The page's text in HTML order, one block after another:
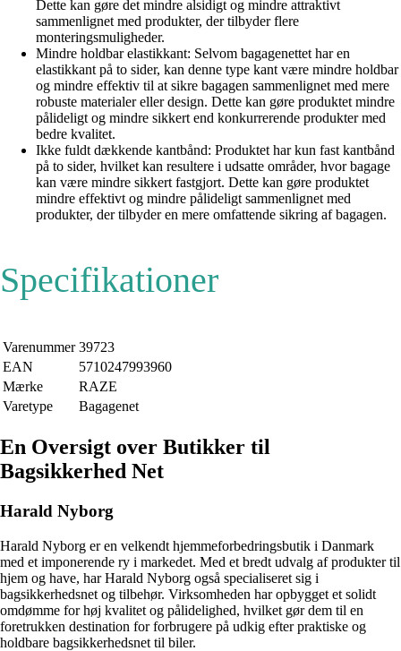
Dette kan gøre det mindre alsidigt og mindre attraktivt
sammenlignet med produkter, der tilbyder flere
monteringsmuligheder.
Mindre holdbar elastikkant: Selvom bagagenettet har en
elastikkant på to sider, kan denne type kant være mindre holdbar
og mindre effektiv til at sikre bagagen sammenlignet med mere
robuste materialer eller design. Dette kan gøre produktet mindre
pålideligt og mindre sikkert end konkurrerende produkter med
bedre kvalitet.
Ikke fuldt dækkende kantbånd: Produktet har kun fast kantbånd
på to sider, hvilket kan resultere i udsatte områder, hvor bagage
kan være mindre sikkert fastgjort. Dette kan gøre produktet
mindre effektivt og mindre pålideligt sammenlignet med
produkter, der tilbyder en mere omfattende sikring af bagagen.
Specifikationer
Varenummer 39723
EAN
5710247993960
Mærke
RAZE
Varetype
Bagagenet
En Oversigt over Butikker til
Bagsikkerhed Net
Harald Nyborg
Harald Nyborg er en velkendt hjemmeforbedringsbutik i Danmark
med et imponerende ry i markedet. Med et bredt udvalg af produkter til
hjem og have, har Harald Nyborg også specialiseret sig i
bagsikkerhedsnet og tilbehør. Virksomheden har opbygget et solidt
omdømme for høj kvalitet og pålidelighed, hvilket gør dem til en
foretrukken destination for forbrugere på udkig efter praktiske og
holdbare bagsikkerhedsnet til biler.